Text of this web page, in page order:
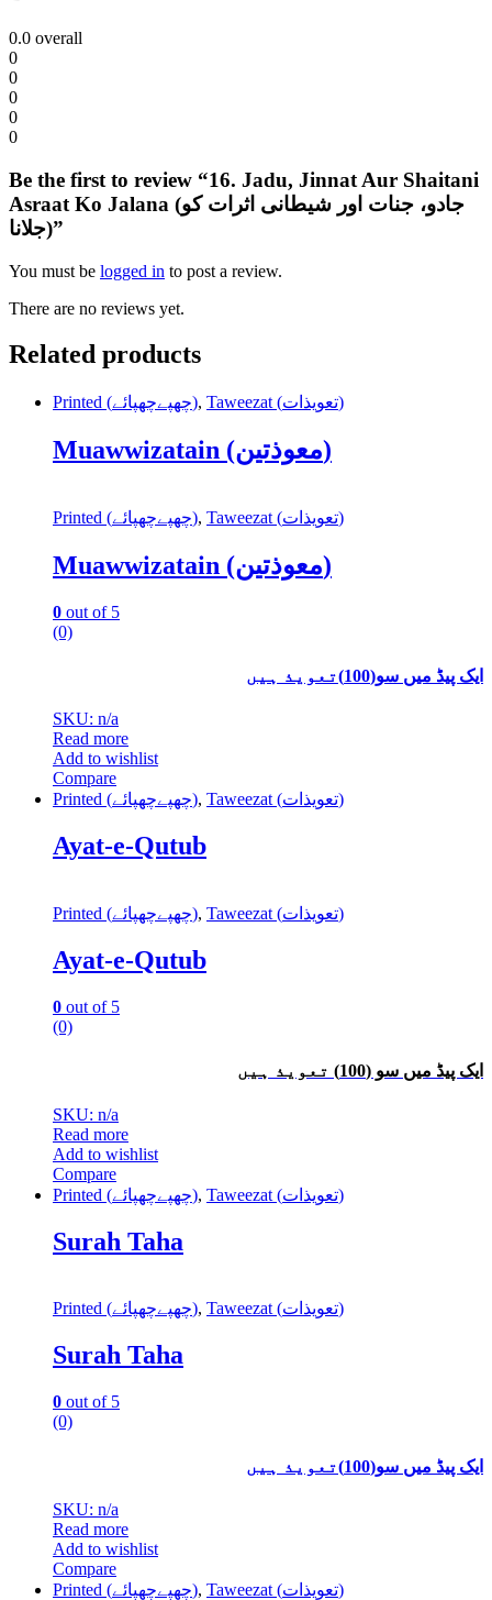
0.0 overall
0
0
0
0
0
Be the first to review “16. Jadu, Jinnat Aur Shaitani
Asraat Ko Jalana (جادو، جنات اور شیطانی اثرات کو
جلانا)”
You must be logged in to post a review.
There are no reviews yet.
Related products
Printed (چھپےچھپائے), Taweezat (تعویذات)
Muawwizatain (معوذتین)
Printed (چھپےچھپائے), Taweezat (تعویذات)
Muawwizatain (معوذتین)
0 out of 5
(0)
ایک پیڈ میں سو(100)تعویذ ہیں
SKU: n/a
Read more
Add to wishlist
Compare
Printed (چھپےچھپائے), Taweezat (تعویذات)
Ayat-e-Qutub
Printed (چھپےچھپائے), Taweezat (تعویذات)
Ayat-e-Qutub
0 out of 5
(0)
ایک پیڈ میں سو (100) تعویذ ہیں
SKU: n/a
Read more
Add to wishlist
Compare
Printed (چھپےچھپائے), Taweezat (تعویذات)
Surah Taha
Printed (چھپےچھپائے), Taweezat (تعویذات)
Surah Taha
0 out of 5
(0)
ایک پیڈ میں سو(100)تعویذ ہیں
SKU: n/a
Read more
Add to wishlist
Compare
Printed (چھپےچھپائے), Taweezat (تعویذات)